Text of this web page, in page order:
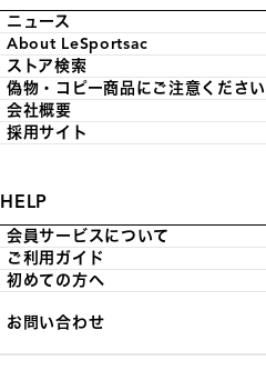
ニュース
About LeSportsac
ストア検索
偽物・コピー商品にご注意ください
会社概要
採用サイト
HELP
会員サービスについて
ご利用ガイド
初めての方へ
お問い合わせ